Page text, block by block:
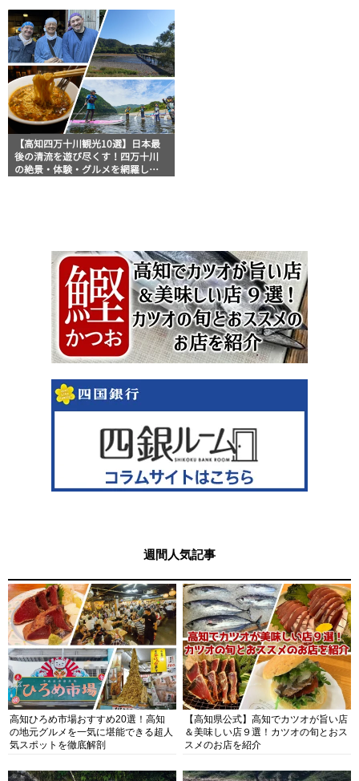
【高知四万十川観光10選】日本最
後の清流を遊び尽くす！四万十川
の絶景・体験・グルメを網羅した
週間人気記事
高知ひろめ市場おすすめ20選！高知
の地元グルメを一気に堪能できる超人
気スポットを徹底解剖
【高知県公式】高知でカツオが旨い店
＆美味しい店９選！カツオの旬とおス
スメのお店を紹介